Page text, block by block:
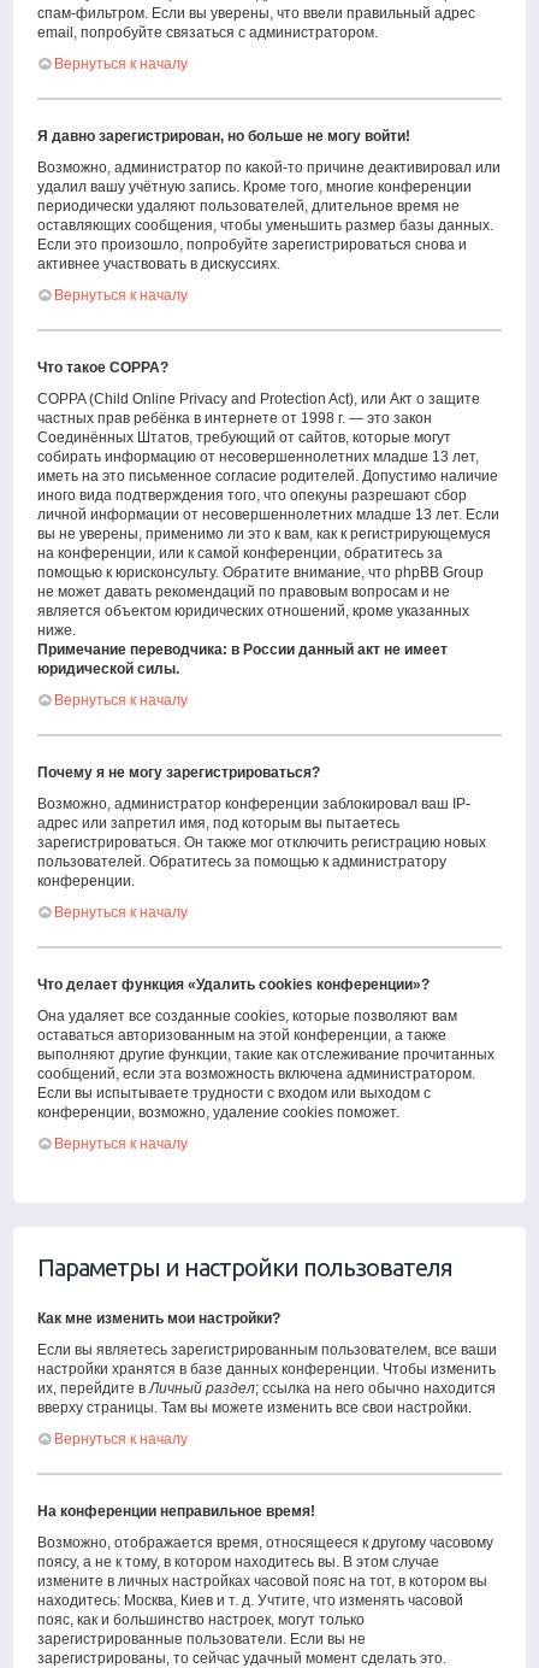
спам-фильтром. Если вы уверены, что ввели правильный адрес
email, попробуйте связаться с администратором.
Вернуться к началу
Я давно зарегистрирован, но больше не могу войти!
Возможно, администратор по какой-то причине деактивировал или
удалил вашу учётную запись. Кроме того, многие конференции
периодически удаляют пользователей, длительное время не
оставляющих сообщения, чтобы уменьшить размер базы данных.
Если это произошло, попробуйте зарегистрироваться снова и
активнее участвовать в дискуссиях.
Вернуться к началу
Что такое COPPA?
COPPA (Child Online Privacy and Protection Act), или Акт о защите
частных прав ребёнка в интернете от 1998 г. — это закон
Соединённых Штатов, требующий от сайтов, которые могут
собирать информацию от несовершеннолетних младше 13 лет,
иметь на это письменное согласие родителей. Допустимо наличие
иного вида подтверждения того, что опекуны разрешают сбор
личной информации от несовершеннолетних младше 13 лет. Если
вы не уверены, применимо ли это к вам, как к регистрирующемуся
на конференции, или к самой конференции, обратитесь за
помощью к юрисконсульту. Обратите внимание, что phpBB Group
не может давать рекомендаций по правовым вопросам и не
является объектом юридических отношений, кроме указанных
ниже.
Примечание переводчика: в России данный акт не имеет
юридической силы.
Вернуться к началу
Почему я не могу зарегистрироваться?
Возможно, администратор конференции заблокировал ваш IP-
адрес или запретил имя, под которым вы пытаетесь
зарегистрироваться. Он также мог отключить регистрацию новых
пользователей. Обратитесь за помощью к администратору
конференции.
Вернуться к началу
Что делает функция «Удалить cookies конференции»?
Она удаляет все созданные cookies, которые позволяют вам
оставаться авторизованным на этой конференции, а также
выполняют другие функции, такие как отслеживание прочитанных
сообщений, если эта возможность включена администратором.
Если вы испытываете трудности с входом или выходом с
конференции, возможно, удаление cookies поможет.
Вернуться к началу
Параметры и настройки пользователя
Как мне изменить мои настройки?
Если вы являетесь зарегистрированным пользователем, все ваши
настройки хранятся в базе данных конференции. Чтобы изменить
их, перейдите вЛичный раздел; ссылка на него обычно находится
вверху страницы. Там вы можете изменить все свои настройки.
Вернуться к началу
На конференции неправильное время!
Возможно, отображается время, относящееся к другому часовому
поясу, а не к тому, в котором находитесь вы. В этом случае
измените в личных настройках часовой пояс на тот, в котором вы
находитесь: Москва, Киев и т. д. Учтите, что изменять часовой
пояс, как и большинство настроек, могут только
зарегистрированные пользователи. Если вы не
зарегистрированы, то сейчас удачный момент сделать это.